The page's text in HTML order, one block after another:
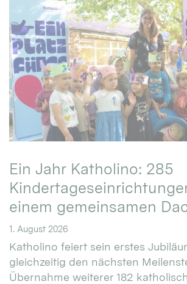
Ein Jahr Katholino: 285
einem gemeinsamen
1. August 2026
Katholino feiert sein erstes
gleichzeitig den nächsten
Übernahme weiterer 182